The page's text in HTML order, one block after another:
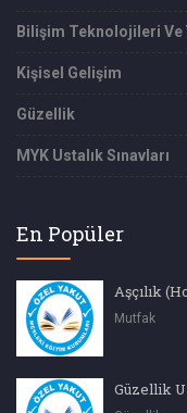
Bilişim Teknolojileri Ve
Kişisel Gelişim
Güzellik
MYK Ustalık Sınavları
En Popüler
Aşçılık
Mutfak
Güzellik